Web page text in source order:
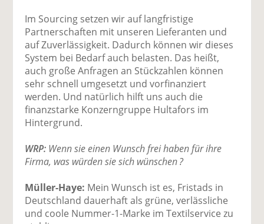
Im Sourcing setzen wir auf langfristige
Partnerschaften mit unseren Lieferanten und
auf Zuverlässigkeit. Dadurch können wir dieses
System bei Bedarf auch belasten. Das heißt,
auch große Anfragen an Stückzahlen können
sehr schnell umgesetzt und vorfinanziert
werden. Und natürlich hilft uns auch die
finanzstarke Konzerngruppe Hultafors im
Hintergrund.
WRP: Wenn sie einen Wunsch frei haben für ihre
Firma, was würden sie sich wünschen ?
Müller-Haye: Mein Wunsch ist es, Fristads in
Deutschland dauerhaft als grüne, verlässliche
und coole Nummer-1-Marke im Textilservice zu